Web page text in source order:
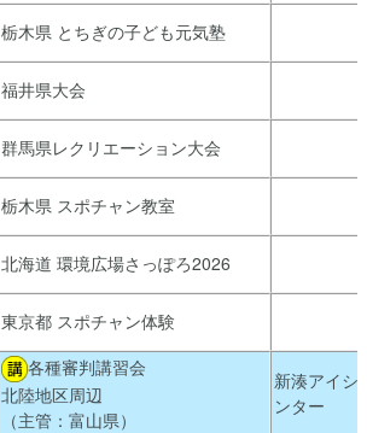
栃木県 とちぎの子ども元気塾
福井県大会
群馬県レクリエーション大会
栃木県 スポチャン教室
北海道 環境広場さっぽろ2026
東京都 スポチャン体験
各種審判講習会
北陸地区周辺
（主管：富山県）
新湊アイシ
ンター